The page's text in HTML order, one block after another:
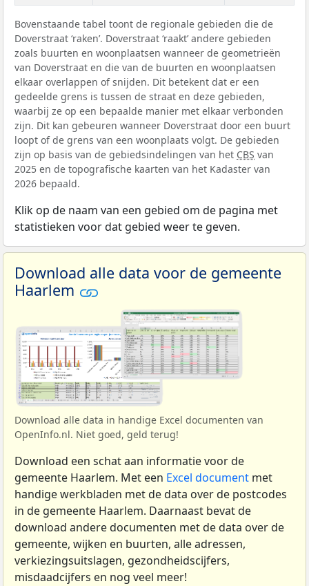
Bovenstaande tabel toont de regionale gebieden die de
Doverstraat ‘raken’. Doverstraat ‘raakt’ andere gebieden
zoals buurten en woonplaatsen wanneer de geometrieën
van Doverstraat en die van de buurten en woonplaatsen
elkaar overlappen of snijden. Dit betekent dat er een
gedeelde grens is tussen de straat en deze gebieden,
waarbij ze op een bepaalde manier met elkaar verbonden
zijn. Dit kan gebeuren wanneer Doverstraat door een buurt
loopt of de grens van een woonplaats volgt. De gebieden
zijn op basis van de gebiedsindelingen van het CBS van
2025 en de topografische kaarten van het Kadaster van
2026 bepaald.
Klik op de naam van een gebied om de pagina met
statistieken voor dat gebied weer te geven.
Download alle data voor de gemeente
Haarlem
Download alle data in handige Excel documenten van
OpenInfo.nl. Niet goed, geld terug!
Download een schat aan informatie voor de
gemeente Haarlem. Met een Excel document met
handige werkbladen met de data over de postcodes
in de gemeente Haarlem. Daarnaast bevat de
download andere documenten met de data over de
gemeente, wijken en buurten, alle adressen,
verkiezingsuitslagen, gezondheidscijfers,
misdaadcijfers en nog veel meer!